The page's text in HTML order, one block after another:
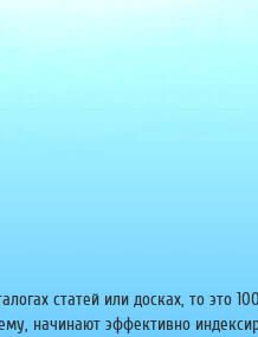
статей или досках, то это
начинают эффективно